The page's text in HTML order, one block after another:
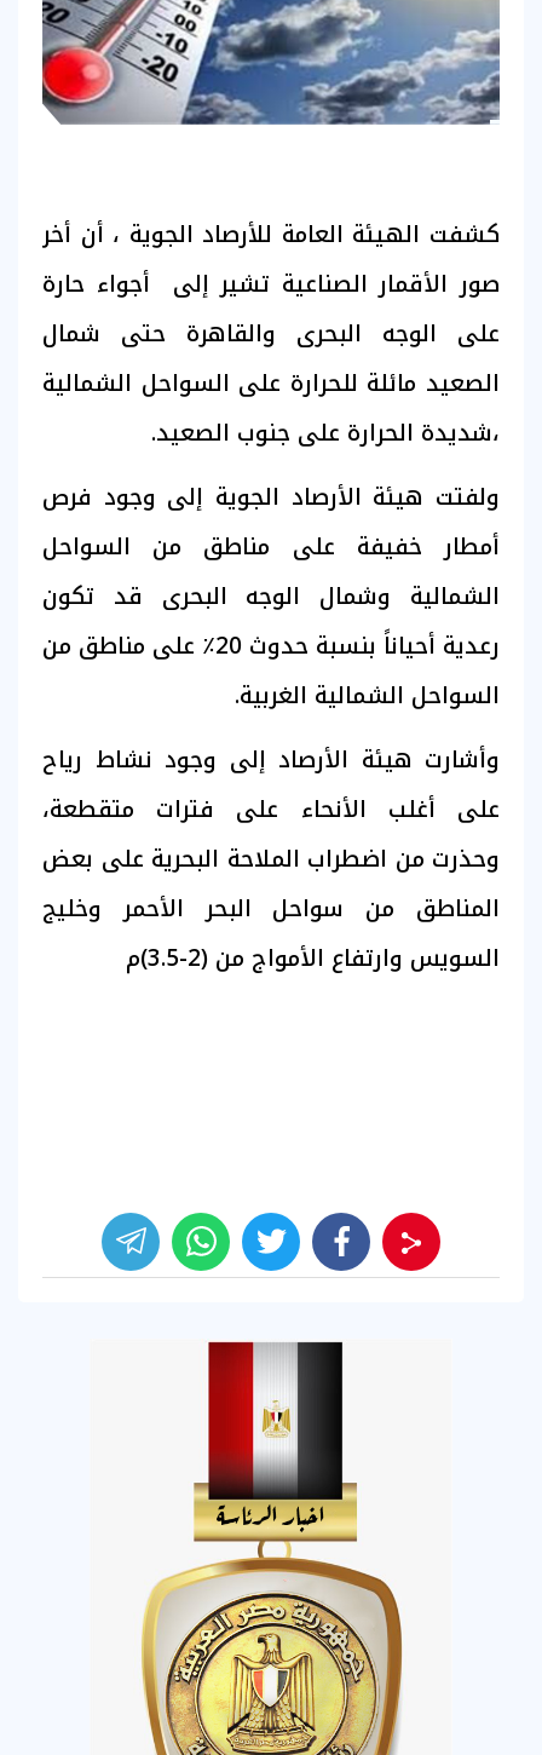
كشفت الهيئة العامة للأرصاد الجوية ، أن أخر
صور الأقمار الصناعية تشير إلى أجواء حارة
على الوجه البحرى والقاهرة حتى شمال
الصعيد مائلة للحرارة على السواحل الشمالية
،شديدة الحرارة على جنوب الصعيد.
ولفتت هيئة الأرصاد الجوية إلى وجود فرص
أمطار خفيفة على مناطق من السواحل
الشمالية وشمال الوجه البحرى قد تكون
رعدية أحياناً بنسبة حدوث 20٪؜ على مناطق من
السواحل الشمالية الغربية.
وأشارت هيئة الأرصاد إلى وجود نشاط رياح
على أغلب الأنحاء على فترات متقطعة،
وحذرت من اضطراب الملاحة البحرية على بعض
المناطق من سواحل البحر الأحمر وخليج
السويس وارتفاع الأمواج من (2-3.5)م